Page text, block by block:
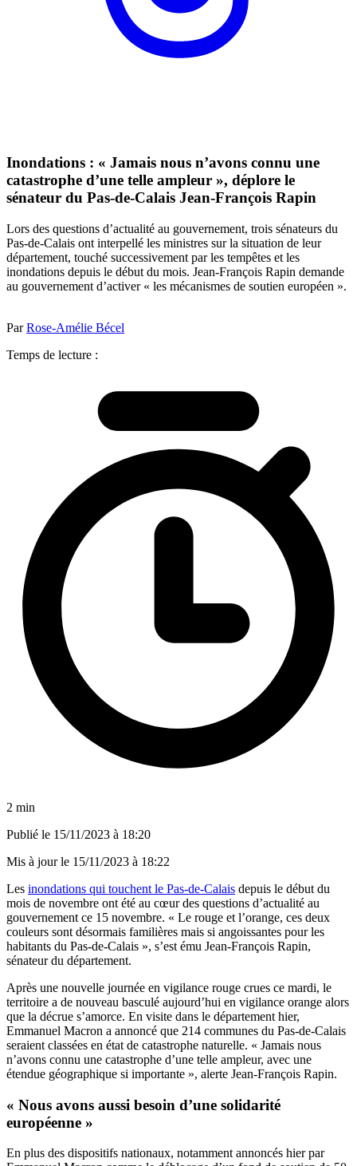
Inondations : « Jamais nous n’avons connu une
catastrophe d’une telle ampleur », déplore le
sénateur du Pas-de-Calais Jean-François Rapin
Lors des questions d’actualité au gouvernement, trois sénateurs du
Pas-de-Calais ont interpellé les ministres sur la situation de leur
département, touché successivement par les tempêtes et les
inondations depuis le début du mois. Jean-François Rapin demande
au gouvernement d’activer « les mécanismes de soutien européen ».
ParRose-Amélie Bécel
Temps de lecture :
2 min
Publié le 15/11/2023 à 18:20
Mis à jour le 15/11/2023 à 18:22
Les inondations qui touchent le Pas-de-Calais depuis le début du
mois de novembre ont été au cœur des questions d’actualité au
gouvernement ce 15 novembre. « Le rouge et l’orange, ces deux
couleurs sont désormais familières mais si angoissantes pour les
habitants du Pas-de-Calais », s’est ému Jean-François Rapin,
sénateur du département.
Après une nouvelle journée en vigilance rouge crues ce mardi, le
territoire a de nouveau basculé aujourd’hui en vigilance orange alors
que la décrue s’amorce. En visite dans le département hier,
Emmanuel Macron a annoncé que 214 communes du Pas-de-Calais
seraient classées en état de catastrophe naturelle. « Jamais nous
n’avons connu une catastrophe d’une telle ampleur, avec une
étendue géographique si importante », alerte Jean-François Rapin.
« Nous avons aussi besoin d’une solidarité
européenne »
En plus des dispositifs nationaux, notamment annoncés hier par